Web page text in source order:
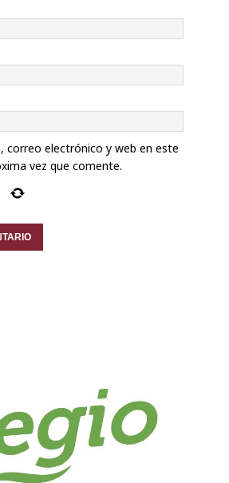
correo electrónico y web en este
vez que comente.